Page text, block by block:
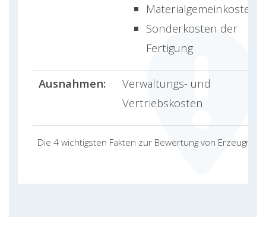
Die 4 wichtigsten Fakten zur Bewertung von
Materialgemeinkosten
Sonderkosten der
Fertigung
Ausnahmen:
Verwaltungs- und
Vertriebskosten